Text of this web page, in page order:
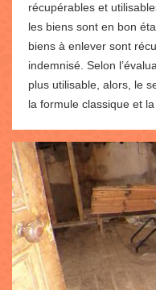
récupérables et
les biens sont en bon
biens à enlever sont
indemnisé. Selon
plus utilisable, alors, le
la formule classique et